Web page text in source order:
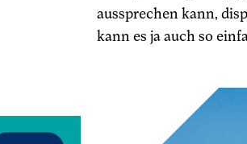
aussprechen kann,
kann es ja auch so